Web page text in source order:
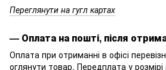
Переглянути на гугл картах
— Оплата на пошті, після
Оплата при отриманні в офісі
оглянути товар. Передплата у